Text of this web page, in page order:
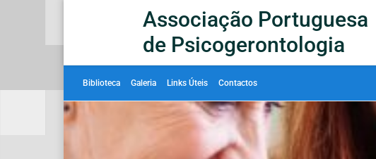
Associação Portuguesa
de Psicogerontologia
Biblioteca Galeria Links Úteis Contactos